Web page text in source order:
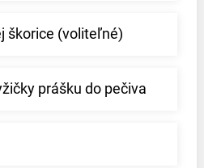
škorice (voliteľné)
prášku do pečiva